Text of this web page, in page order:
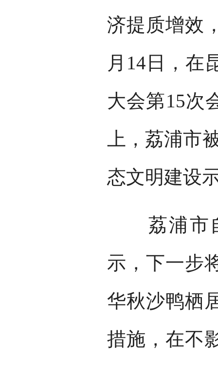
济提质增效
月14日，在
大会第15次
上，荔浦市
态文明建设
荔浦市自
示，下一步
华秋沙鸭栖
措施，在不